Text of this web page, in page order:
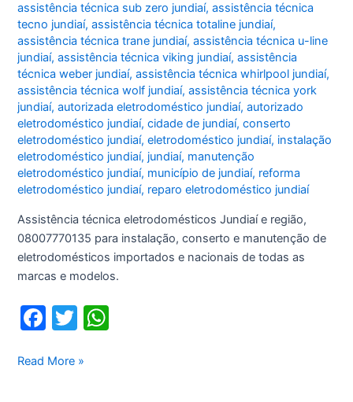
assistência técnica sub zero jundiaí,assistência técnica
tecno jundiaí,assistência técnica totaline jundiaí,
assistência técnica trane jundiaí,assistência técnica u-line
jundiaí,assistência técnica viking jundiaí,assistência
técnica weber jundiaí,assistência técnica whirlpool jundiaí,
assistência técnica wolf jundiaí,assistência técnica york
jundiaí,autorizada eletrodoméstico jundiaí,autorizado
eletrodoméstico jundiaí,cidade de jundiaí,conserto
eletrodoméstico jundiaí,eletrodoméstico jundiaí, instalação
eletrodoméstico jundiaí, jundiaí, manutenção
eletrodoméstico jundiaí, município de jundiaí, reforma
eletrodoméstico jundiaí, reparo eletrodoméstico jundiaí
Assistência técnica eletrodomésticos Jundiaí e região,
08007770135 para instalação, conserto e manutenção de
eletrodomésticos importados e nacionais de todas as
marcas e modelos.
F
c
T
itt
Assistência
Read More »